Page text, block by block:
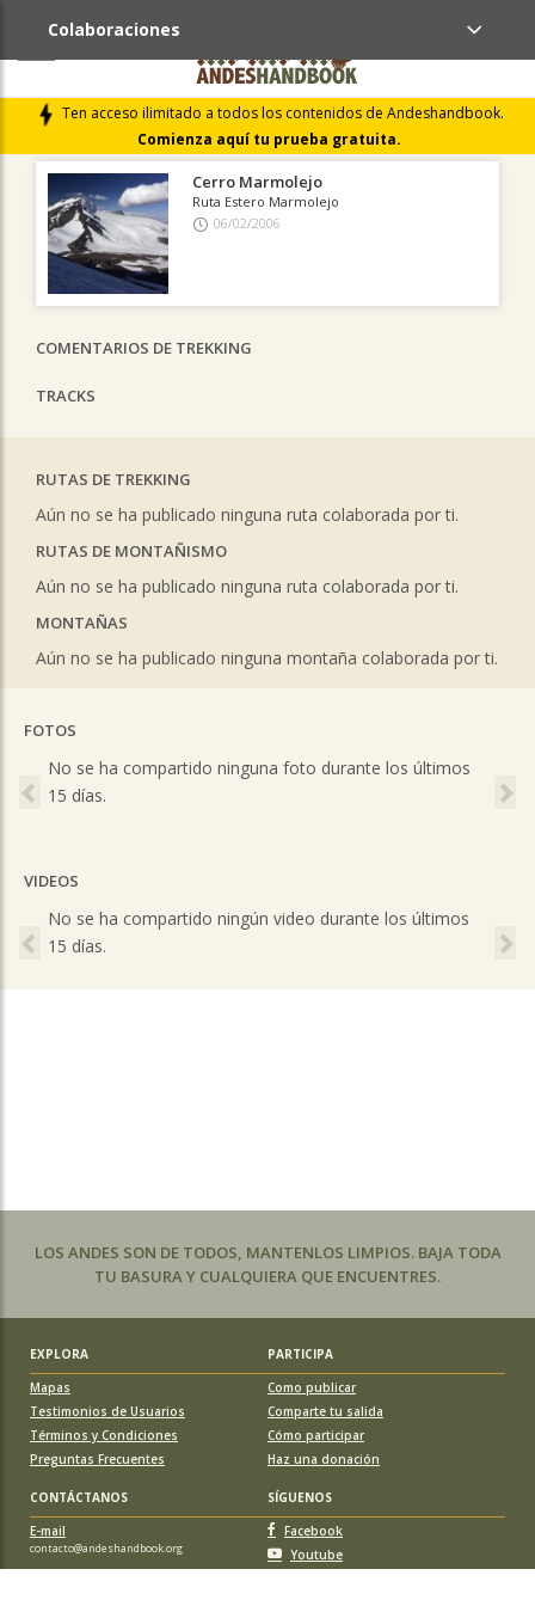
Ten acceso ilimitado a todos los contenidos de Andeshandbook.
Comienza aquí tu prueba gratuita.
Colaboraciones
ÚLTIMAS COLABORACIONES PUBLICADAS
LIBROS DE CUMBRES
Cerro Marmolejo
Ruta Estero Marmolejo
06/02/2006
COMENTARIOS DE TREKKING
TRACKS
RUTAS DE TREKKING
Aún no se ha publicado ninguna ruta colaborada por ti.
RUTAS DE MONTAÑISMO
Aún no se ha publicado ninguna ruta colaborada por ti.
MONTAÑAS
Aún no se ha publicado ninguna montaña colaborada por ti.
FOTOS
No se ha compartido ninguna foto durante los últimos
15 días.
Previous
VIDEOS
No se ha compartido ningún video durante los últimos
15 días.
Previous
LOS ANDES SON DE TODOS, MANTENLOS LIMPIOS. BAJA TODA
TU BASURA Y CUALQUIERA QUE ENCUENTRES.
EXPLORA
PARTICIPA
Mapas
Testimonios de Usuarios
Términos y Condiciones
Preguntas Frecuentes
Como publicar
Comparte tu salida
Cómo participar
Haz una donación
CONTÁCTANOS
SÍGUENOS
E-mail
contacto@andeshandbook.org
Facebook
Youtube